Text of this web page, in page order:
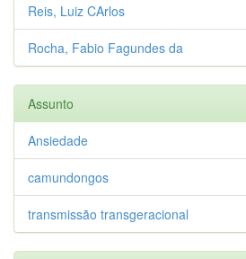
Reis, Luiz CArlos
Rocha, Fabio Fagundes da
Assunto
Ansiedade
camundongos
transmissão transgeracional